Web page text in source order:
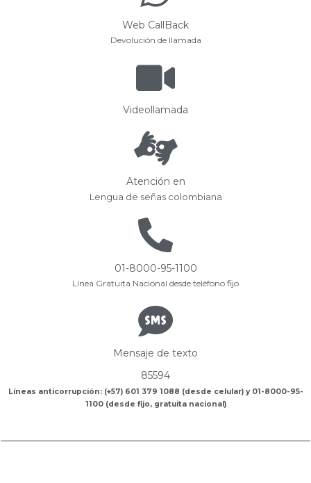
Web CallBack
Devolución de llamada
Videollamada
Atención en
Lengua de señas colombiana
01-8000-95-1100
Línea Gratuita Nacional desde teléfono fijo
Mensaje de texto
85594
Líneas anticorrupción: (+57) 601 379 1088 (desde celular) y 01-8000-95-
1100 (desde fijo, gratuita nacional)